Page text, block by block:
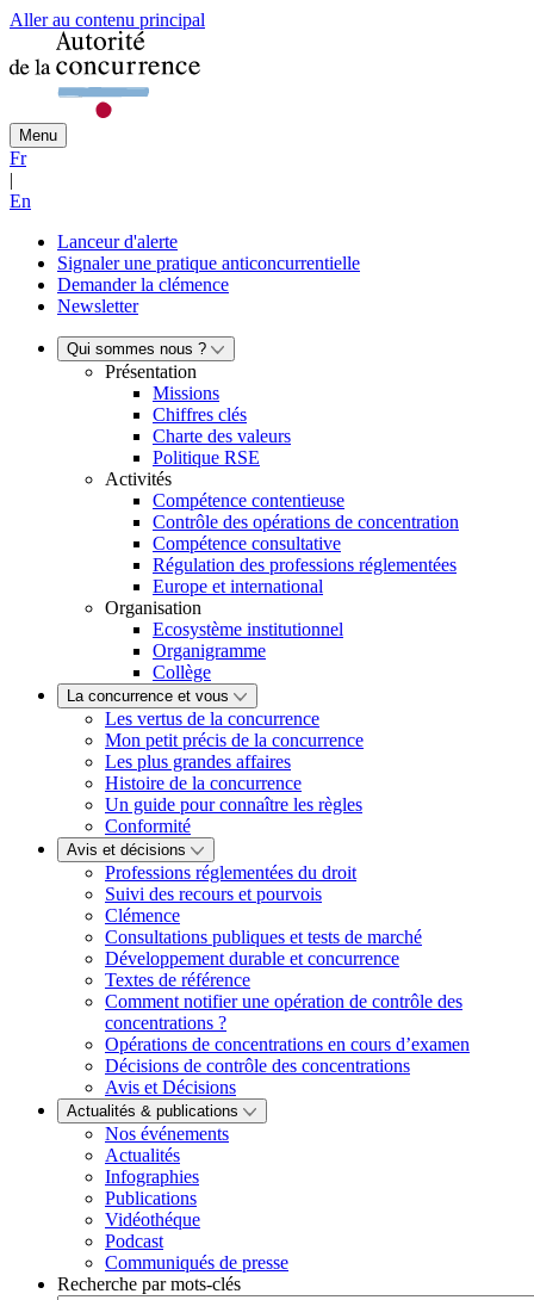
Aller au contenu principal
Menu
Fr
|
En
Lanceur d'alerte
Signaler une pratique anticoncurrentielle
Demander la clémence
Newsletter
Qui sommes nous ?
Présentation
Missions
Chiffres clés
Charte des valeurs
Politique RSE
Activités
Compétence contentieuse
Contrôle des opérations de concentration
Compétence consultative
Régulation des professions réglementées
Europe et international
Organisation
Ecosystème institutionnel
Organigramme
Collège
La concurrence et vous
Les vertus de la concurrence
Mon petit précis de la concurrence
Les plus grandes affaires
Histoire de la concurrence
Un guide pour connaître les règles
Conformité
Avis et décisions
Professions réglementées du droit
Suivi des recours et pourvois
Clémence
Consultations publiques et tests de marché
Développement durable et concurrence
Textes de référence
Comment notifier une opération de contrôle des
concentrations ?
Opérations de concentrations en cours d’examen
Décisions de contrôle des concentrations
Avis et Décisions
Actualités & publications
Nos événements
Actualités
Infographies
Publications
Vidéothéque
Podcast
Communiqués de presse
Recherche par mots-clés